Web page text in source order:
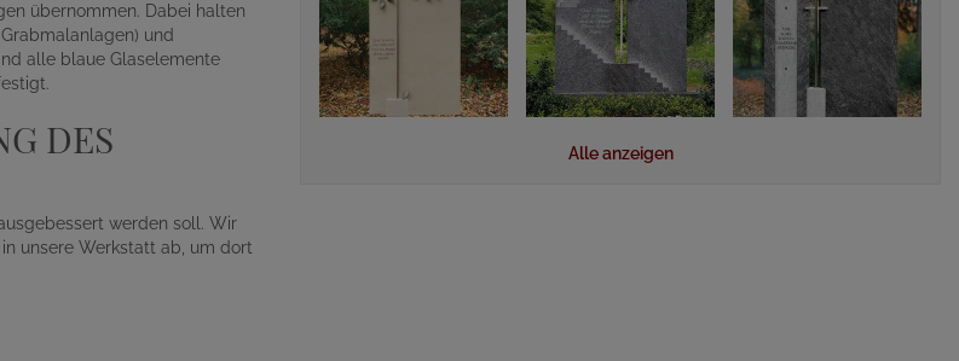
übernommen. Dabei halten
und
alle blaue Glaselemente
DES
werden soll. Wir
unsere Werkstatt ab, um dort
Alle anzeigen